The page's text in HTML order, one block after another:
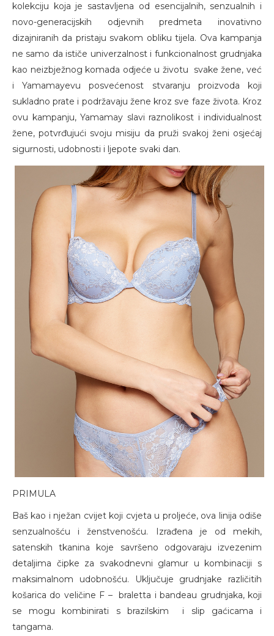
kolekciju koja je sastavljena od esencijalnih, senzualnih i
novo-generacijskih odjevnih predmeta inovativno
dizajniranih da pristaju svakom obliku tijela. Ova kampanja
ne samo da ističe univerzalnost i funkcionalnost grudnjaka
kao neizbježnog komada odjeće u životu svake žene, već
i Yamamayevu posvećenost stvaranju proizvoda koji
sukladno prate i podržavaju žene kroz sve faze života. Kroz
ovu kampanju, Yamamay slavi raznolikost i individualnost
žene, potvrđujući svoju misiju da pruži svakoj ženi osjećaj
sigurnosti, udobnosti i ljepote svaki dan.
PRIMULA
Baš kao i nježan cvijet koji cvjeta u proljeće, ova linija odiše
senzualnošću i ženstvenošću. Izrađena je od mekih,
satenskih tkanina koje savršeno odgovaraju izvezenim
detaljima čipke za svakodnevni glamur u kombinaciji s
maksimalnom udobnošću. Uključuje grudnjake različitih
košarica do veličine F – braletta i bandeau grudnjaka, koji
se mogu kombinirati s brazilskim i slip gaćicama i
tangama.